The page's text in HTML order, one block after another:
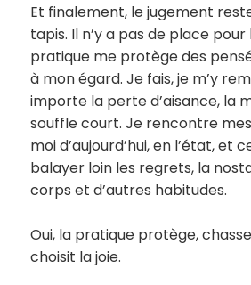
Et finalement, le jugement
tapis. Il n’y a pas de place
pratique me protège des
à mon égard. Je fais, je m’y
importe la perte d’aisance, la
souffle court. Je rencontre
moi d’aujourd’hui, en l’état, et
balayer loin les regrets, la
corps et d’autres habitudes.
Oui, la pratique protège,
choisit la joie.